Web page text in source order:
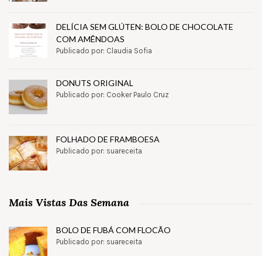
DELÍCIA SEM GLÚTEN: BOLO DE CHOCOLATE
COM AMÊNDOAS
Publicado por: Claudia Sofia
DONUTS ORIGINAL
Publicado por: Cooker Paulo Cruz
FOLHADO DE FRAMBOESA
Publicado por: suareceita
Mais Vistas Das Semana
BOLO DE FUBÁ COM FLOCÃO
Publicado por: suareceita